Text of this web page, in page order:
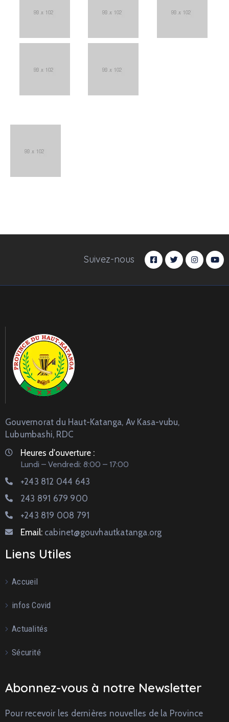
Suivez-nous
Gouvernorat du Haut-Katanga, Av Kasa-vubu,
Lubumbashi, RDC
Heures d'ouverture :
Lundi – Vendredi: 8:00 – 17:00
+243 812 044 643
243 891 679 900
+243 819 008 791
Email: cabinet@gouvhautkatanga.org
Liens Utiles
Accueil
infos Covid
Actualités
Sécurité
Abonnez-vous à notre Newsletter
Pour recevoir les dernières nouvelles de la Province